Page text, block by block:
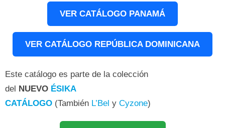
VER CATÁLOGO PANAMÁ
VER CATÁLOGO REPÚBLICA DOMINICANA
Este catálogo es parte de la colección
del NUEVO ÉSIKA
CATÁLOGO (También L’Bel y Cyzone)